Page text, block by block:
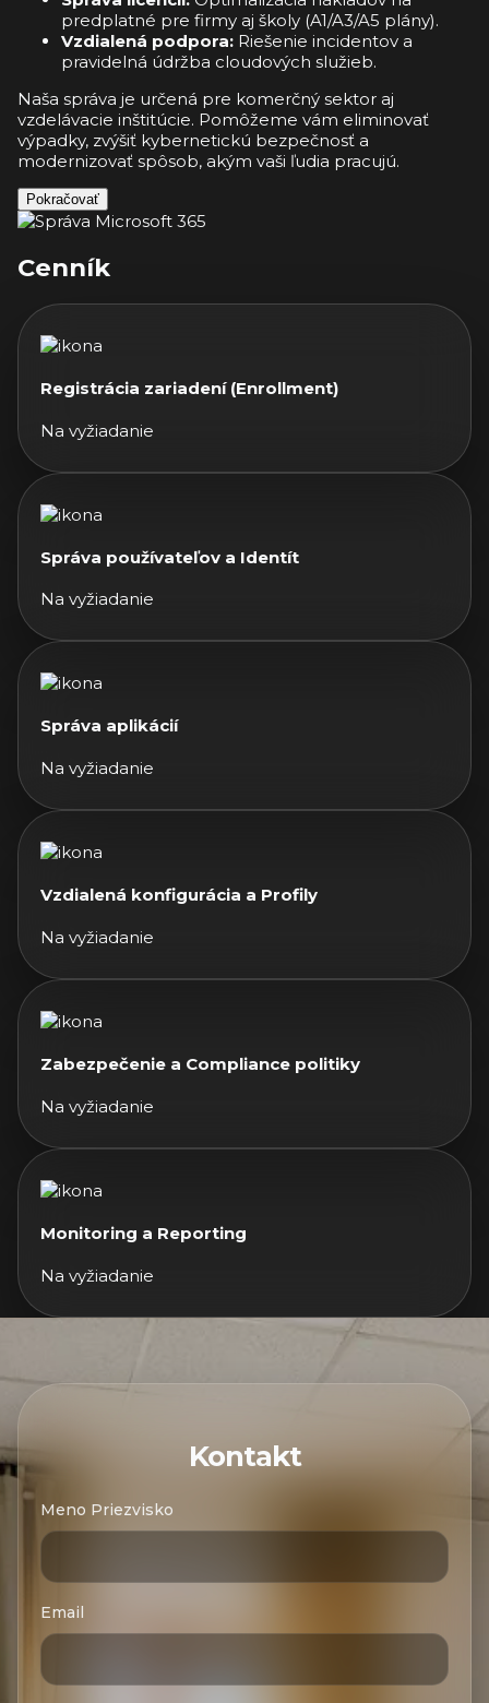
predplatné pre firmy aj školy (A1/A3/A5 plány).
Vzdialená podpora: Riešenie incidentov a
pravidelná údržba cloudových služieb.
Naša správa je určená pre komerčný sektor aj
vzdelávacie inštitúcie. Pomôžeme vám eliminovať
výpadky, zvýšiť kybernetickú bezpečnosť a
modernizovať spôsob, akým vaši ľudia pracujú.
Pokračovať
Cenník
Registrácia zariadení (Enrollment)
Na vyžiadanie
Správa používateľov a Identít
Na vyžiadanie
Správa aplikácií
Na vyžiadanie
Vzdialená konfigurácia a Profily
Na vyžiadanie
Zabezpečenie a Compliance politiky
Na vyžiadanie
Monitoring a Reporting
Na vyžiadanie
Kontakt
Meno Priezvisko
Email